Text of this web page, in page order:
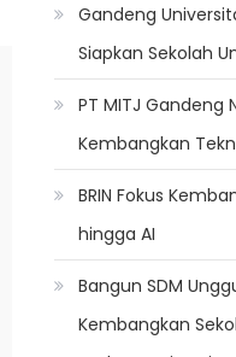
Gandeng
Siapkan Sekolah
PT MITJ Gandeng
Kembangkan
BRIN Fokus
hingga AI
Bangun SDM
Kembangkan